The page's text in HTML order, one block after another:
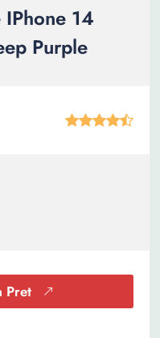
14
Purple
Pret